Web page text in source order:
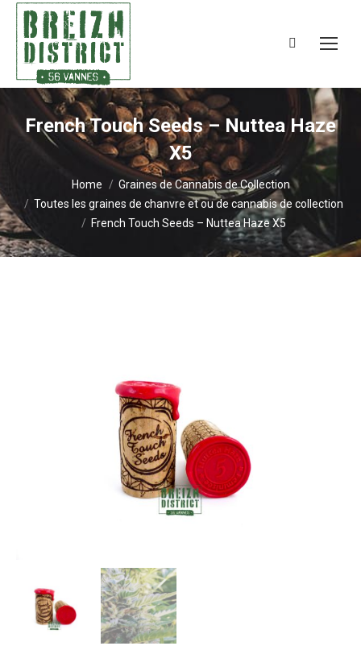
Search:
French Touch Seeds – Nuttea Haze
X5
You are here:Home
Graines de Cannabis de Collection
Toutes les graines de chanvre et ou de cannabis de collection
French Touch Seeds – Nuttea Haze X5